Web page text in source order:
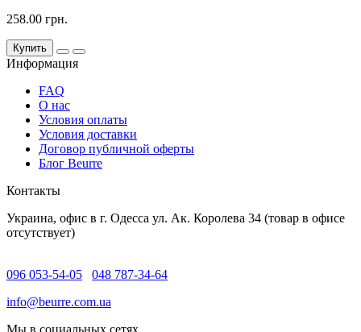
258.00 грн.
Купить
Информация
FAQ
O нас
Условия оплаты
Условия доставки
Договор публичной оферты
Блог Beurre
Контакты
Украина, офис в г. Одесса ул. Ак. Королева 34 (товар в офисе
отсутствует)
096 053-54-05
048 787-34-64
info@beurre.com.ua